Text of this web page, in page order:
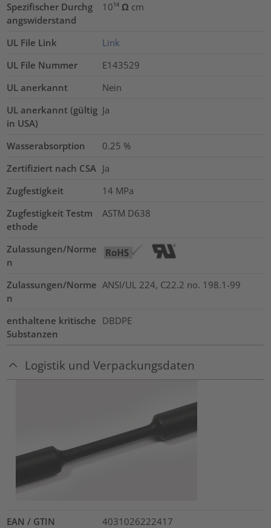
Spezifischer Durchg
angswiderstand
10¹⁴ Ω cm
UL File Link
Link
UL File Nummer
E143529
UL anerkannt
Nein
UL anerkannt (gültig
in USA)
Ja
Wasserabsorption 0.25 %
Zertifiziert nach CSA Ja
Zugfestigkeit
14 MPa
Zugfestigkeit Testm
ethode
ASTM D638
Zulassungen/Norme
n
Zulassungen/Norme
n
ANSI/UL 224, C22.2 no. 198.1-99
enthaltene kritische
Substanzen
DBDPE
Logistik und Verpackungsdaten
EAN / GTIN
4031026222417